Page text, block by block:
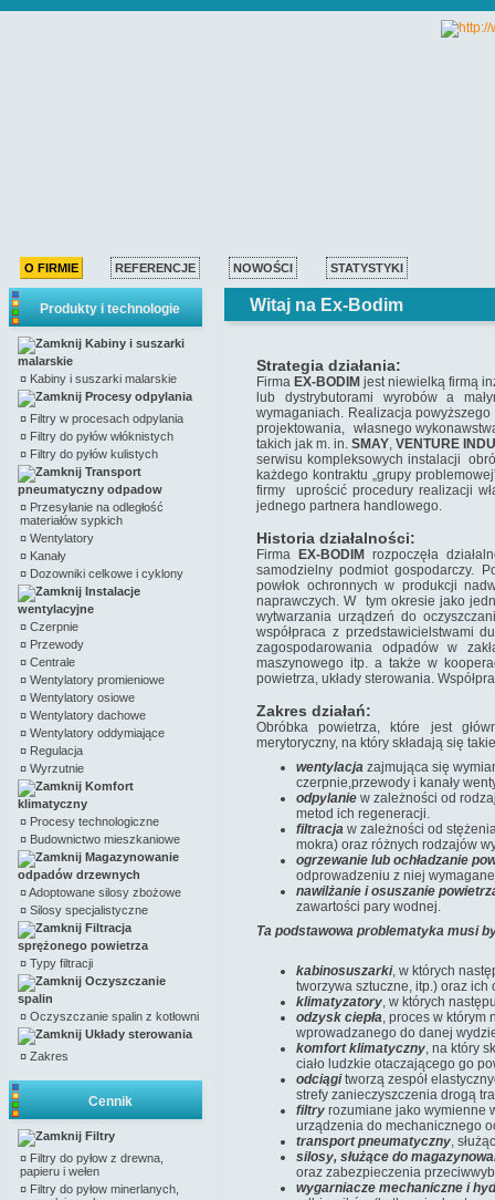
O FIRMIE REFERENCJE NOWOŚCI STATYSTYKI
Produkty i technologie
Kabiny i suszarki
malarskie
¤ Kabiny i suszarki malarskie
Procesy odpylania
¤ Filtry w procesach odpylania
¤ Filtry do pyłów włóknistych
¤ Filtry do pyłów kulistych
Transport
pneumatyczny odpadow
¤ Przesyłanie na odległość
materiałów sypkich
¤ Wentylatory
¤ Kanały
¤ Dozowniki celkowe i cyklony
Instalacje
wentylacyjne
¤ Czerpnie
¤ Przewody
¤ Centrale
¤ Wentylatory promieniowe
¤ Wentylatory osiowe
¤ Wentylatory dachowe
¤ Wentylatory oddymiające
¤ Regulacja
¤ Wyrzutnie
Komfort
klimatyczny
¤ Procesy technologiczne
¤ Budownictwo mieszkaniowe
Magazynowanie
odpadów drzewnych
¤Adoptowane silosy zbożowe
¤ Silosy specjalistyczne
Filtracja
sprężonego powietrza
¤ Typy filtracji
Oczyszczanie
spalin
¤ Oczyszczanie spalin z kotłowni
Układy sterowania
¤ Zakres
Cennik
Filtry
¤ Filtry do pyłow z drewna,
papieru i wełen
¤ Filtry do pyłow minerlanych,
Witaj na Ex-Bodim
Strategia działania:
Firma EX-BODIM jest niewielką firmą
lub dystrybutorami wyrobów a
wymaganiach. Realizacja powyższego
projektowania, własnego
takich jak m. in. SMAY, VENTURE
serwisu kompleksowych instalacji
każdego kontraktu „grupy
firmy uprościć procedury realizacji
jednego partnera handlowego.
Historia działalności:
Firma EX-BODIM
rozpoczęła
samodzielny podmiot gospodarczy.
powłok ochronnych w produkcji
naprawczych. W tym okresie jako
wytwarzania urządzeń do
współpraca z przedstawicielstwami
zagospodarowania odpadów w
maszynowego itp. a także w
powietrza, układy sterowania.
Zakres działań:
Obróbka powietrza, które jest
merytoryczny, na który składają się
wentylacja zajmująca się
czerpnie,przewody i kanały
odpylanie w zależności od
metod ich regeneracji.
filtracja w zależności od
mokra) oraz różnych rodzajów
ogrzewanie lub ochładzanie
odprowadzeniu z niej
nawilżanie i osuszanie
zawartości pary wodnej.
Ta podstawowa problematyka musi
kabinosuszarki, w których
tworzywa sztuczne, itp.) oraz
klimatyzatory, w których
odzysk ciepła, proces w którym
wprowadzanego do danej
komfort klimatyczny, na który
ciało ludzkie otaczającego go
odciągitworzą zespół
strefy zanieczyszczenia drogą
filtry rozumiane jako wymienne
urządzenia do mechanicznego
transport pneumatyczny,
silosy, służące do
oraz zabezpieczenia
wygarniacze mechaniczne i